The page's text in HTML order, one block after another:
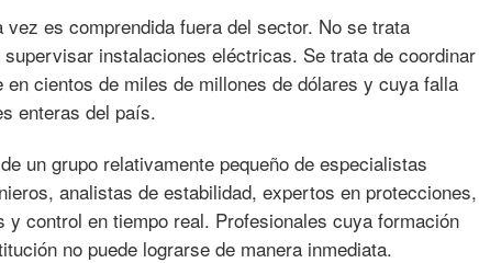
es comprendida fuera del sector. No se trata
instalaciones eléctricas. Se trata de coordinar
cientos de miles de millones de dólares y cuya falla
enteras del país.
un grupo relativamente pequeño de especialistas
analistas de estabilidad, expertos en protecciones,
control en tiempo real. Profesionales cuya formación
no puede lograrse de manera inmediata.